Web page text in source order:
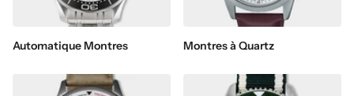
Automatique Montres Montres à Quartz